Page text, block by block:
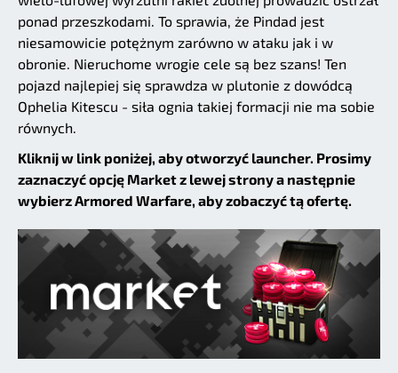
ponad przeszkodami. To sprawia, że Pindad jest
niesamowicie potężnym zarówno w ataku jak i w
obronie. Nieruchome wrogie cele są bez szans! Ten
pojazd najlepiej się sprawdza w plutonie z dowódcą
Ophelia Kitescu - siła ognia takiej formacji nie ma sobie
równych.
Kliknij w link poniżej, aby otworzyć launcher. Prosimy
zaznaczyć opcję Market z lewej strony a następnie
wybierz Armored Warfare, aby zobaczyć tą ofertę.